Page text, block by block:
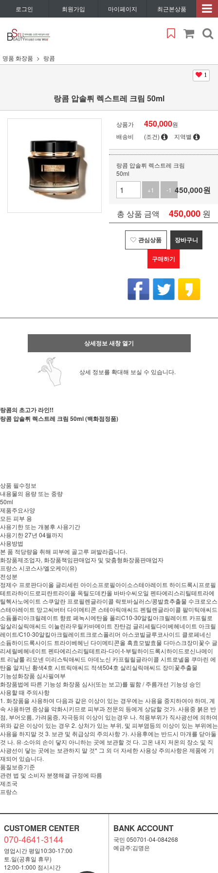
로그인 회원가입 마이페이지 최근본상품
명품 화장품 랑콤
1
랑콤 압솔뤼 렉스트레 크림 50ml
상품가 450,000원
배송비
(조건) 지역별
랑콤 압솔뤼 렉스트레 크림
50ml
+1
-1 450,000원
총 상품 금액 450,000 원
관심상품 장바구니
구매하기
상세정보 새창 열기
상세 정보를 확대해 보실 수 있습니다.
랑콤의 초고가 라인!!
랑콤 압솔뤼 렉스트레 크림 50ml (백화점정품)
상품 필수정보
내용물의 용량 또는 중량
50ml
제품주요사양
모든 피부 용
사용기한 또는 개봉후 사용기간
사용기한 27년 04월까지
사용방법
본 품 적당량을 취해 피부에 골고루 펴발라줍니다.
화장품제조업자, 화장품책임판매업자 및 맞춤형화장품판매업자
프랑스 시코스사/엘오케이(유)
전성분
정제수 프로판다이올 글리세린 아이소프로필아이소스테아레이트 하이드록시프로필
테트라하이드로피란트라이올 옥틸도데칸올 바바수씨오일 펜타에리스리틸테트라에
틸헥사노에이트 스쿠알란 프로필렌글라이콜 락토바실러스/콩발효추출물 수크로오스
스테아레이트 망고씨버터 다이메티콘 스테아릭애씨드 펜틸렌글라이콜 팔미틱애씨드
소듐폴리아크릴레이트 향료 페녹시에탄올 폴리C10-30알킬아크릴레이트 카프릴로
일살리실릭애씨드 이눌린라우릴카바메이트 잔탄검 글리세릴다이베헤네이트 아크릴
레이트/C10-30알킬아크릴레이트크로스폴리머 아스코빌글루코사이드 클로페네신
소듐하이드록사이드 트라이베헤닌 다이메티콘올 흑효모발효물 다마스크장미꽃수 글
리세릴베헤네이트 펜타에리스리틸테트라-다이-t-부틸하이드록시하이드로신나메이
트 리날룰 리모넨 미리스틱애씨드 아데노신 카프릴릴글라이콜 시트로넬올 쿠마린 에
탄올 알지닌 황색4호 시트릭애씨드 적색504호 살리실릭애씨드 장미꽃추출물
기능성화장품 심사필여부
화장품법에 따른 기능성 화장품 심사(또는 보고)를 필함 / 주름개선 기능성 승인
사용할 때 주의사항
1. 화장품을 사용하여 다음과 같은 이상이 있는 경우에는 사용을 중지하여야 하며, 계
속 사용하면 증상을 악화시키므로 피부과 전문의 등에게 상담할 것가. 사용중 붉은 반
점, 부어오름, 가려움증, 자극등의 이상이 있는경우 나. 적용부위가 직사광선에 의하여
위와 같은 이상이 있는 경우 2. 상처가 있는 부위, 및 피부염등의 이상이 있는 부위에는
사용을 하지말 것 3. 보관 및 취급상의 주의사항 가. 사용후에는 반드시 마개를 닫아둘
것 나. 유·소아의 손이 닿지 아니하는 곳에 보관할 것 다. 고온 내지 저온의 장소 및 직
사광선이 닿는 곳에는 보관하지 말 것* 그 외 더 자세한 사용상 주의사항은 제품에 기
재되어 있습니다.
품질보증기준
관련 법 및 소비자 분쟁해결 규정에 따름
제조국
프랑스
CUSTOMER CENTER
070-4641-3144
영업시간 평일10:30-17:00
토.일(공휴일 휴무)
12:00-1:000 점시시간
BANK ACCOUNT
국민 050701-04-084268
예금주:김명은